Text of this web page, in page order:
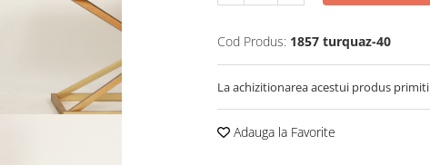
Cod Produs: 1857 turquaz-40
La achizitionarea acestui produs primiti
Adauga la Favorite